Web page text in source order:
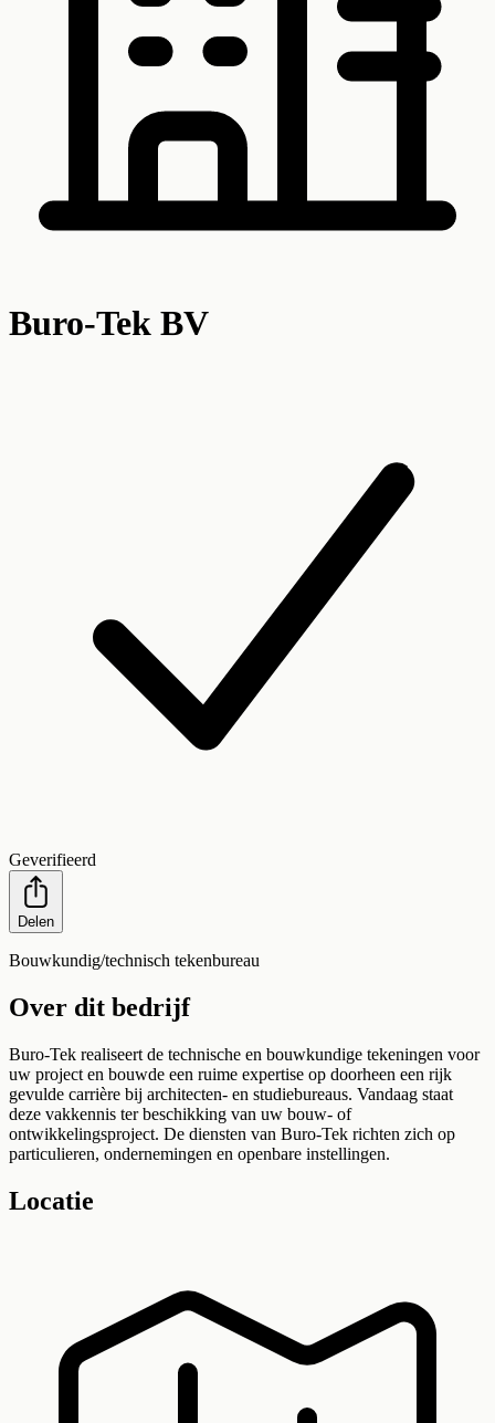
Buro-Tek BV
Geverifieerd
Delen
Bouwkundig/technisch tekenbureau
Over dit bedrijf
Buro-Tek realiseert de technische en bouwkundige tekeningen voor
uw project en bouwde een ruime expertise op doorheen een rijk
gevulde carrière bij architecten- en studiebureaus. Vandaag staat
deze vakkennis ter beschikking van uw bouw- of
ontwikkelingsproject. De diensten van Buro-Tek richten zich op
particulieren, ondernemingen en openbare instellingen.
Locatie